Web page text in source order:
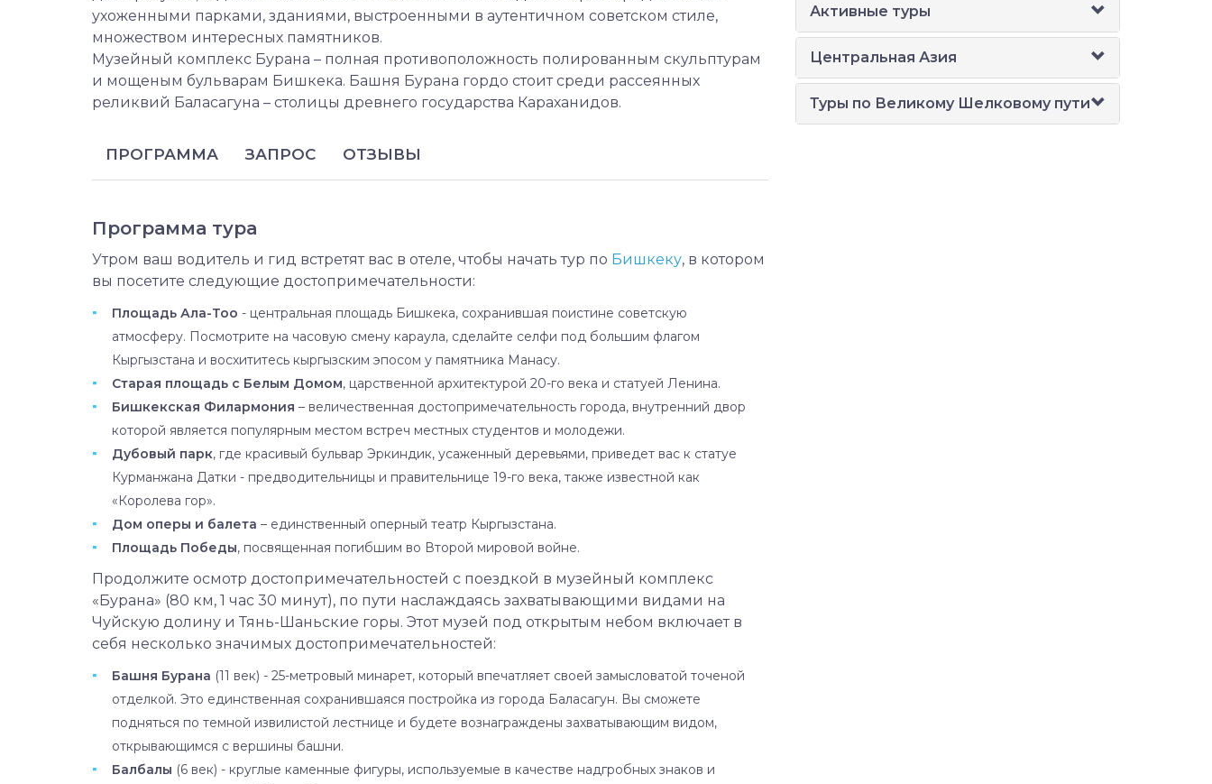
ухоженными парками, зданиями, выстроенными в аутентичном советском стиле,
множеством интересных памятников.
Музейный комплекс Бурана – полная противоположность полированным скульптурам
и мощеным бульварам Бишкека. Башня Бурана гордо стоит среди рассеянных
реликвий Баласагуна – столицы древнего государства Караханидов.
ПРОГРАММА ЗАПРОС ОТЗЫВЫ
Программа тура
Утром ваш водитель и гид встретят вас в отеле, чтобы начать тур по Бишкеку, в котором
вы посетите следующие достопримечательности:
Площадь Ала-Тоо - центральная площадь Бишкека, сохранившая поистине советскую
атмосферу. Посмотрите на часовую смену караула, сделайте селфи под большим флагом
Кыргызстана и восхититесь кыргызским эпосом у памятника Манасу.
Старая площадь с Белым Домом, царственной архитектурой 20-го века и статуей Ленина.
Бишкекская Филармония – величественная достопримечательность города, внутренний двор
которой является популярным местом встреч местных студентов и молодежи.
Дубовый парк, где красивый бульвар Эркиндик, усаженный деревьями, приведет вас к статуе
Курманжана Датки - предводительницы и правительнице 19-го века, также известной как
«Королева гор».
Дом оперы и балета – единственный оперный театр Кыргызстана.
Площадь Победы, посвященная погибшим во Второй мировой войне.
Продолжите осмотр достопримечательностей с поездкой в музейный комплекс
«Бурана» (80 км, 1 час 30 минут), по пути наслаждаясь захватывающими видами на
Чуйскую долину и Тянь-Шаньские горы. Этот музей под открытым небом включает в
себя несколько значимых достопримечательностей:
Башня Бурана (11 век) - 25-метровый минарет, который впечатляет своей замысловатой точеной
отделкой. Это единственная сохранившаяся постройка из города Баласагун. Вы сможете
подняться по темной извилистой лестнице и будете вознаграждены захватывающим видом,
открывающимся с вершины башни.
Балбалы (6 век) - круглые каменные фигуры, используемые в качестве надгробных знаков и
Активные туры
Центральная Азия
Туры по Великому Шелковому пути